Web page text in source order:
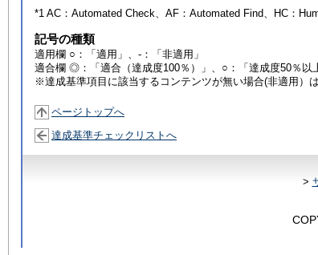
*1 AC： Automated Check、AF： Automated Find、HC：
記号の種類
適用欄 ○：「適用」、-：「非適用」
適合欄 ◎：「適合（達成度100％）」、○：「達成度50％
※達成基準項目に該当するコンテンツが無い場合(非適用）
ページトップへ
達成基準チェックリストへ
>